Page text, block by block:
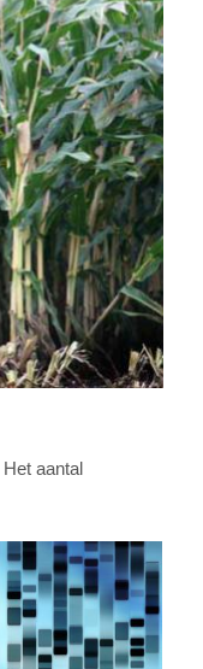
aantal